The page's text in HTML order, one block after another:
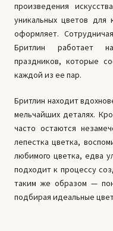
произведения
уникальных цветов для
оформляет.
Бритлин работает
праздников, которые
каждой из ее пар.
Бритлин находит
мельчайших деталях.
часто остаются
лепестка цветка,
любимого цветка, едва
подходит к процессу
таким же образом —
подбирая идеальные